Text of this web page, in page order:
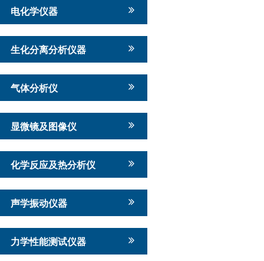
电化学仪器
生化分离分析仪器
气体分析仪
显微镜及图像仪
化学反应及热分析仪
声学振动仪器
力学性能测试仪器